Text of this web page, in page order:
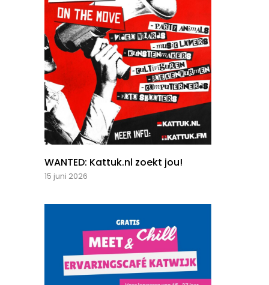
WANTED: Kattuk.nl zoekt jou!
15 juni 2026